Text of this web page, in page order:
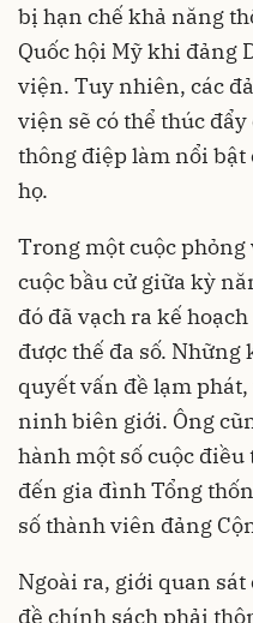
bị hạn chế khả năng
Quốc hội Mỹ khi đảng
viện. Tuy nhiên, các
viện sẽ có thể thúc
thông điệp làm nổi
họ.
Trong một cuộc
cuộc bầu cử giữa kỳ
đó đã vạch ra kế
được thế đa số. Những
quyết vấn đề lạm
ninh biên giới. Ông
hành một số cuộc
đến gia đình Tổng
số thành viên đảng
Ngoài ra, giới quan sát
đề chính sách phải